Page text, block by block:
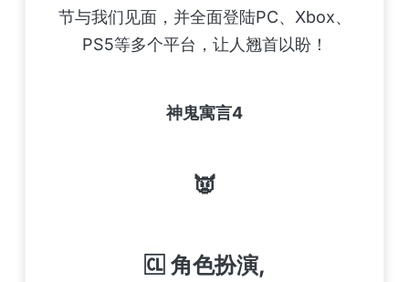
节与我们见面，并全面登陆PC、Xbox、
PS5等多个平台，让人翘首以盼！
神鬼寓言4
👿
🆑 角色扮演,